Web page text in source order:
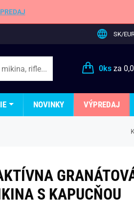
SK/
0ksza
NOVINKY VÝPREDAJ
S KAPUCŇOU